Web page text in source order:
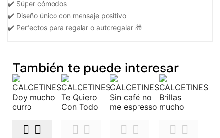
✔️ Súper cómodos
✔️ Diseño único con mensaje positivo
✔️ Perfectos para regalar o autoregalar 🎁
También te puede interesar
 
 
 
 